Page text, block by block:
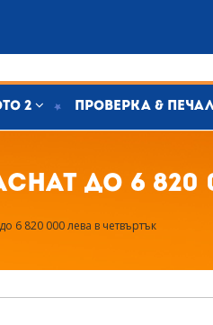
2 Проверка &
до 6 820
6 820 000 лева в четвъртък